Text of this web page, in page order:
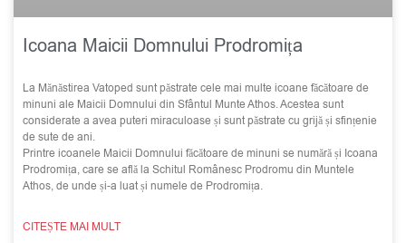
Icoana Maicii Domnului Prodromița
La Mănăstirea Vatoped sunt păstrate cele mai multe icoane făcătoare de
minuni ale Maicii Domnului din Sfântul Munte Athos. Acestea sunt
considerate a avea puteri miraculoase și sunt păstrate cu grijă și sfințenie
de sute de ani.
Printre icoanele Maicii Domnului făcătoare de minuni se numără și Icoana
Prodromița, care se află la Schitul Românesc Prodromu din Muntele
Athos, de unde și-a luat și numele de Prodromița.
CITEȘTE MAI MULT